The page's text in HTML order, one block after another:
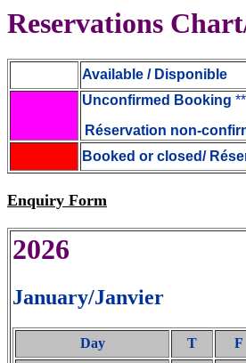
Reservations
Available / Disponible
Unconfirmed Booking
Réservation non-
Booked or closed/
Enquiry Form
2026
January/Janvier
Day T F